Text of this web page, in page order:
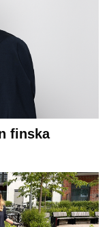
finska